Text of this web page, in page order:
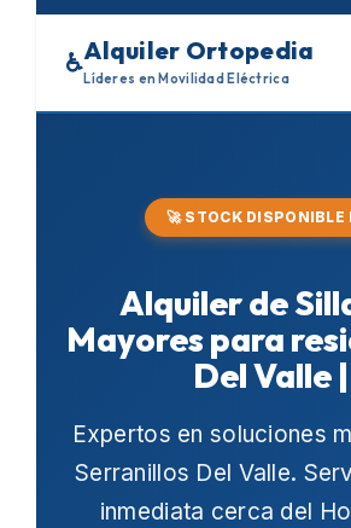
♿Alquiler Ortopedia
Líderes en Movilidad Eléctrica
🚀 STOCK DISPONIBLE
Alquiler de
Mayores para
Del Valle
Expertos en soluciones
Serranillos Del Valle.
inmediata cerca del